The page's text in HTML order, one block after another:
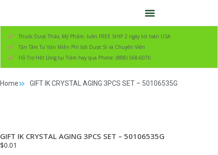
Thuốc Dược Thảo, Mỹ Phẩm: luôn FREE SHIP 2 ngày tới toàn USA
Tận Tâm Tư Vấn Miễn Phí bởi Dược Sĩ và Chuyên Viên
Hỗ Trợ Hết Lòng tại Tiệm hay qua Phone: (888) 568-6070
Home GIFT IK CRYSTAL AGING 3PCS SET – 50106535G
GIFT IK CRYSTAL AGING 3PCS SET – 50106535G
$0.01